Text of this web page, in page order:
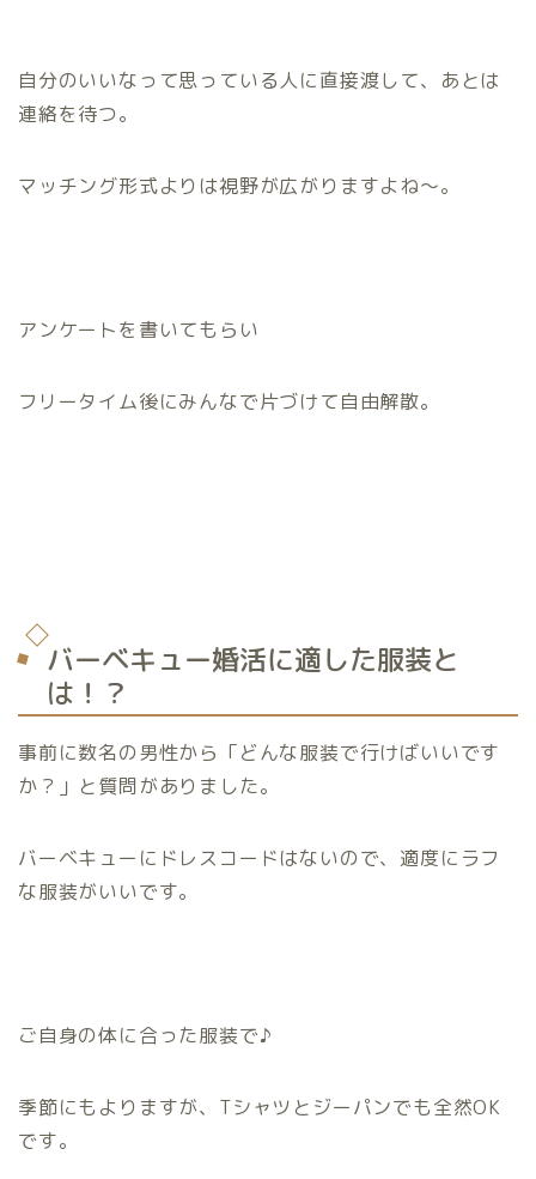
自分のいいなって思っている人に直接渡して、あとは
連絡を待つ。
マッチング形式よりは視野が広がりますよね～。
アンケートを書いてもらい
フリータイム後にみんなで片づけて自由解散。
バーベキュー婚活に適した服装と
は！？
事前に数名の男性から「どんな服装で行けばいいです
か？」と質問がありました。
バーベキューにドレスコードはないので、適度にラフ
な服装がいいです。
ご自身の体に合った服装で♪
季節にもよりますが、Tシャツとジーパンでも全然OK
です。